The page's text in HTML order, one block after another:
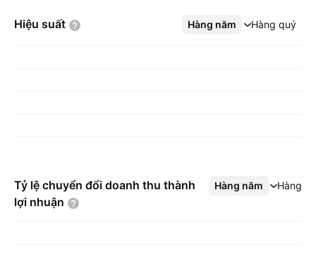
Hiệu suất Hàng năm Hàng quý
Xem thêm
Tỷ lệ chuyển đổi doanh thu thành
lợi nhuận
Hàng năm Hàng
Xem thêm